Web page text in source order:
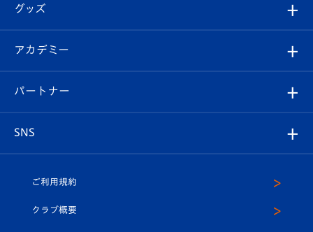
チケット
イベント
メディア
ホームタウン
スタッフプロフィール
マスコット紹介
Revive Team
ヴィヴィくんの長崎おもてなしガイド
フォトギャラリー
スタジアムグルメ
チケット
V-LOVERS（ファンクラブ）
プレイヤーズスイート
グッズ
オンラインショップ
店舗情報
アカデミー
育成からのお知らせ
U-18
パートナー
SNS
ヴィヴィくんインスタグラム
ご利用規約
クラブ概要